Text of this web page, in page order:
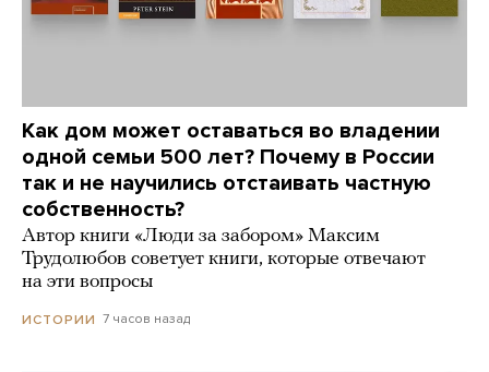
Как дом может оставаться во владении
одной семьи 500 лет? Почему в России
так и не научились отстаивать частную
собственность?
Автор книги «Люди за забором» Максим
Трудолюбов советует книги, которые отвечают
на эти вопросы
ИСТОРИИ 7 часов назад